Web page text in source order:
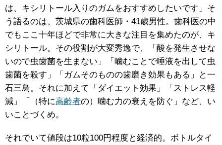
は、キシリトール入りのガムをおすすめしたいです」そ
う語るのは、茨城県の歯科医師・41歳男性。歯科医の中
でもここ十年ほどで非常に大きな注目を集めたのが、キ
シリトール。その役割が大変秀逸で、「酸を発生させな
いので虫歯菌を生まない」「噛むことで唾液を出して虫
歯菌を殺す」「ガムそのものの歯磨き効果もある」と一
石三鳥。それに加えて「ダイエット効果」「ストレス軽
減」「（特に高齢者の）噛む力の衰えを防ぐ」など、い
いことづくめ。
それでいて値段は10粒100円程度と経済的。ボトルタイ